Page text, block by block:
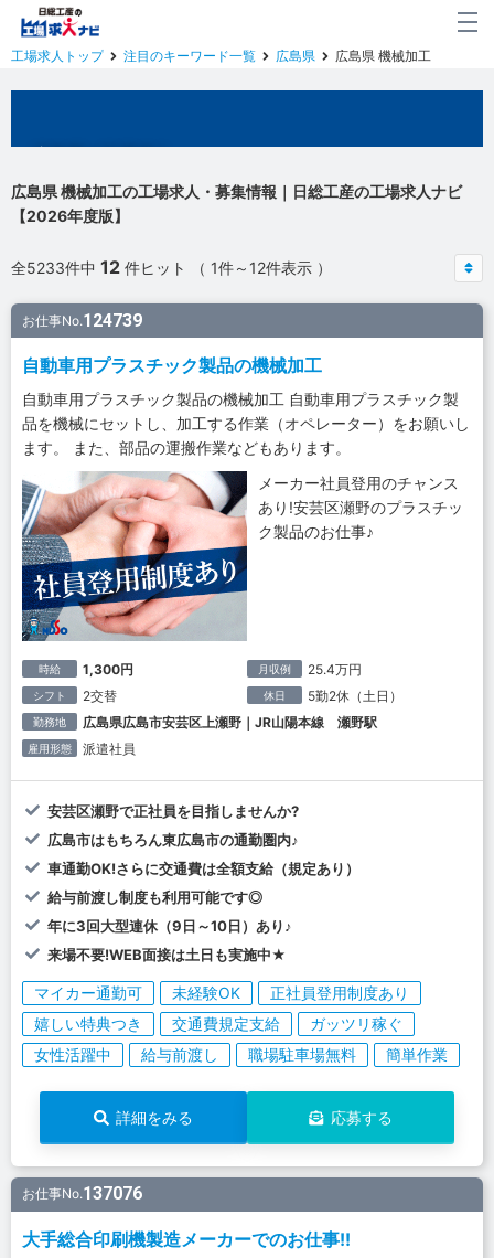
工場求人トップ 注目のキーワード一覧 広島県 広島県 機械加工
広島県 機械加工の工場求人・募集情報｜日総工産の工場求人ナビ
【2026年度版】
全5233件中 12 件ヒット （ 1件～12件表示 ）
お仕事No.124739
自動車用プラスチック製品の機械加工
自動車用プラスチック製品の機械加工 自動車用プラスチック製
品を機械にセットし、加工する作業（オペレーター）をお願いし
ます。 また、部品の運搬作業などもあります。
メーカー社員登用のチャンス
あり!安芸区瀬野のプラスチッ
ク製品のお仕事♪
時給 1,300円 月収例 25.4万円
シフト 2交替 休日 5勤2休（土日）
勤務地 広島県広島市安芸区上瀬野｜JR山陽本線 瀬野駅
雇用形態 派遣社員
安芸区瀬野で正社員を目指しませんか?
広島市はもちろん東広島市の通勤圏内♪
車通勤OK!さらに交通費は全額支給（規定あり）
給与前渡し制度も利用可能です◎
年に3回大型連休（9日～10日）あり♪
来場不要!WEB面接は土日も実施中★
マイカー通勤可 未経験OK
正社員登用制度あり
嬉しい特典つき
交通費規定支給
ガッツリ稼ぐ
女性活躍中
給与前渡し 職場駐車場無料 簡単作業
詳細をみる 応募する
お仕事No.137076
大手総合印刷機製造メーカーでのお仕事!!